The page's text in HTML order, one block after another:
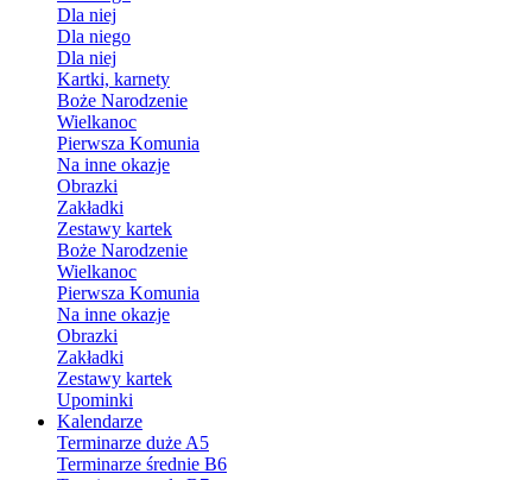
Dla niej
Dla niego
Dla niej
Kartki, karnety
Boże Narodzenie
Wielkanoc
Pierwsza Komunia
Na inne okazje
Obrazki
Zakładki
Zestawy kartek
Boże Narodzenie
Wielkanoc
Pierwsza Komunia
Na inne okazje
Obrazki
Zakładki
Zestawy kartek
Upominki
Kalendarze
Terminarze duże A5
Terminarze średnie B6